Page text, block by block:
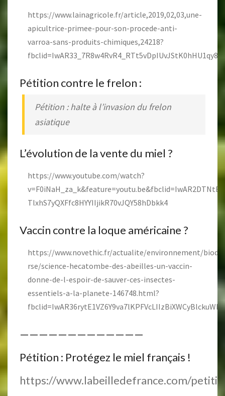
https://www.lainagricole.fr/article,2019,02,03,une-
apicultrice-primee-pour-son-procede-anti-
varroa-sans-produits-chimiques,24218?
Pétition contre le frelon :
Pétition : halte à l’invasion du frelon
asiatique
L’évolution de la vente du miel ?
https://www.youtube.com/watch?
TlxhS7yQXFfc8HYYIIjikR70vJQY58hDbkk4
Vaccin contre la loque américaine ?
https://www.novethic.fr/actualite/environnement/
rse/science-hecatombe-des-abeilles-un-vaccin-
donne-de-l-espoir-de-sauver-ces-insectes-
essentiels-a-la-planete-146748.html?
—————————————
Pétition : Protégez le miel français !
https://www.labeilledefrance.com/